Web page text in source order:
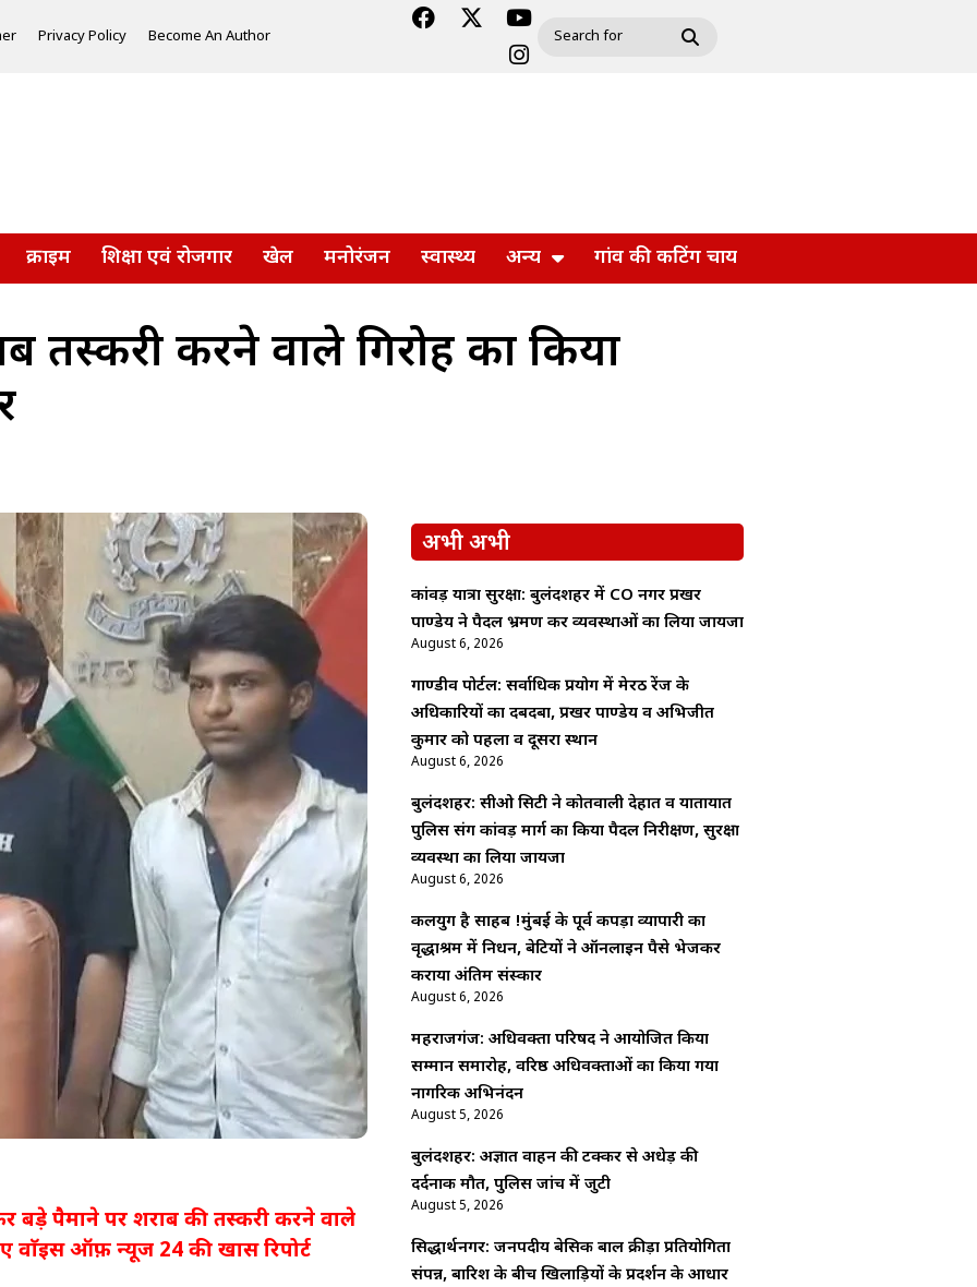
Privacy Policy Become An Author
क्राइम शिक्षा एवं रोजगार खेल मनोरंजन स्वास्थ्य अन्य गांव की कटिंग चाय
करने वाले गिरोह का किया
बड़े पैमाने पर शराब की तस्करी करने वाले
वाॅइस ऑफ़ न्यूज 24 की खास रिपोर्ट
अभी अभी
कांवड़ यात्रा सुरक्षा: बुलंदशहर में CO नगर प्रखर
पाण्डेय ने पैदल भ्रमण कर व्यवस्थाओं का लिया जायजा
August 6, 2026
गाण्डीव पोर्टल: सर्वाधिक प्रयोग में मेरठ रेंज के
अधिकारियों का दबदबा, प्रखर पाण्डेय व अभिजीत
कुमार को पहला व दूसरा स्थान
August 6, 2026
बुलंदशहर: सीओ सिटी ने कोतवाली देहात व यातायात
पुलिस संग कांवड़ मार्ग का किया पैदल निरीक्षण, सुरक्षा
व्यवस्था का लिया जायजा
August 6, 2026
कलयुग है साहब !मुंबई के पूर्व कपड़ा व्यापारी का
वृद्धाश्रम में निधन, बेटियों ने ऑनलाइन पैसे भेजकर
कराया अंतिम संस्कार
August 6, 2026
महराजगंज: अधिवक्ता परिषद ने आयोजित किया
सम्मान समारोह, वरिष्ठ अधिवक्ताओं का किया गया
नागरिक अभिनंदन
August 5, 2026
बुलंदशहर: अज्ञात वाहन की टक्कर से अधेड़ की
दर्दनाक मौत, पुलिस जांच में जुटी
August 5, 2026
सिद्धार्थनगर: जनपदीय बेसिक बाल क्रीड़ा प्रतियोगिता
संपन्न, बारिश के बीच खिलाड़ियों के प्रदर्शन के आधार